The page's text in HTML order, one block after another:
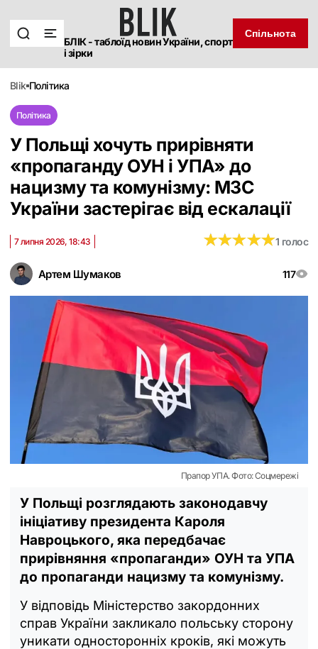
БЛІК - таблоїд новин України, спорт
і зірки
Спільнота
blik політика
Політика
У Польщі хочуть прирівняти
«пропаганду ОУН і УПА» до
нацизму та комунізму: МЗС
України застерігає від ескалації
Артем Шумаков 117
7 липня 2026, 18:43 ★★★★★
★★★★★1 голос
Прапор УПА. Фото: Соцмережі
У Польщі розглядають законодавчу
ініціативу президента Кароля
Навроцького, яка передбачає
прирівняння «пропаганди» ОУН та УПА
до пропаганди нацизму та комунізму.
У відповідь Міністерство закордонних
справ України закликало польську сторону
уникати односторонніх кроків, які можуть